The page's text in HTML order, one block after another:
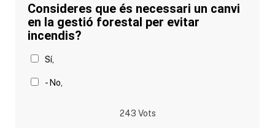
Consideres que és necessari un canvi
en la gestió forestal per evitar
incendis?
Sí,
- No,
243 Vots